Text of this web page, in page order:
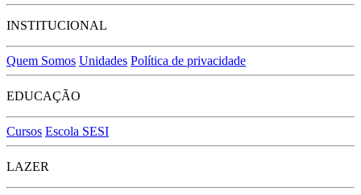
INSTITUCIONAL
Quem Somos Unidades Política de privacidade
EDUCAÇÃO
Cursos Escola SESI
LAZER